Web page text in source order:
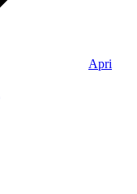
Apri